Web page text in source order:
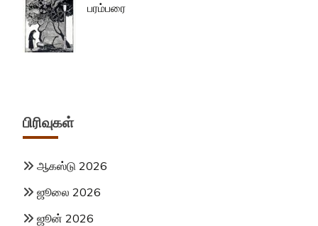
பரம்பரை
பிரிவுகள்
ஆகஸ்டு 2026
ஜூலை 2026
ஜூன் 2026